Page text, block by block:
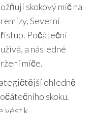
skokový míč na
Severní
Počáteční
a následné
míče.
ohledně
skoku.
vést k